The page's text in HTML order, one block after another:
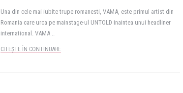
Una din cele mai iubite trupe romanesti, VAMA, este primul artist din
Romania care urca pe mainstage-ul UNTOLD inaintea unui headliner
international. VAMA ..
CITEȘTE ÎN CONTINUARE